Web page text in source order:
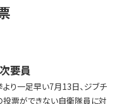
要員
り一足早い7月13日、ジブチ
票ができない自衛隊員に対